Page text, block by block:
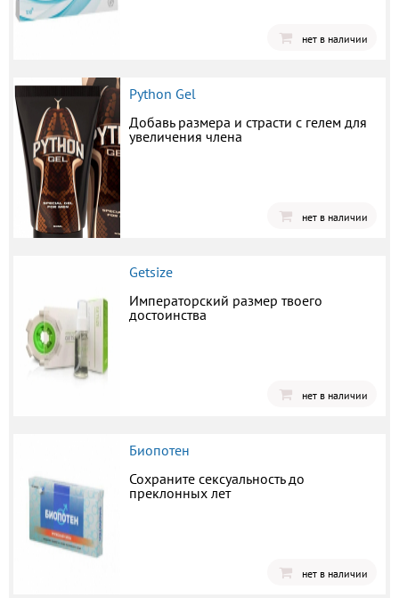
нет в наличии
Python Gel
Добавь размера и страсти с гелем для
увеличения члена
нет в наличии
Getsize
Императорский размер твоего
достоинства
нет в наличии
Биопотен
Сохраните сексуальность до
преклонных лет
нет в наличии